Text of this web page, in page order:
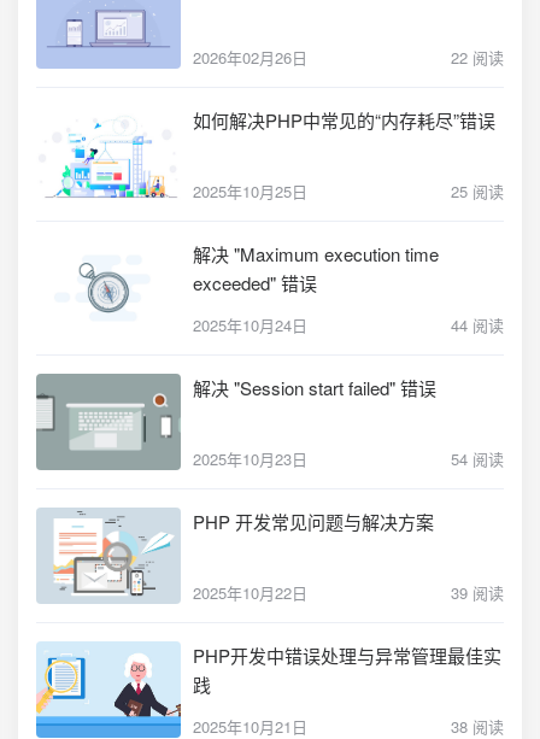
2026年02月26日 22 阅读
如何解决PHP中常见的“内存耗尽”错误
2025年10月25日 25 阅读
解决 "Maximum execution time
exceeded" 错误
2025年10月24日 44 阅读
解决 "Session start failed" 错误
2025年10月23日 54 阅读
PHP 开发常见问题与解决方案
2025年10月22日 39 阅读
PHP开发中错误处理与异常管理最佳实
践
2025年10月21日 38 阅读